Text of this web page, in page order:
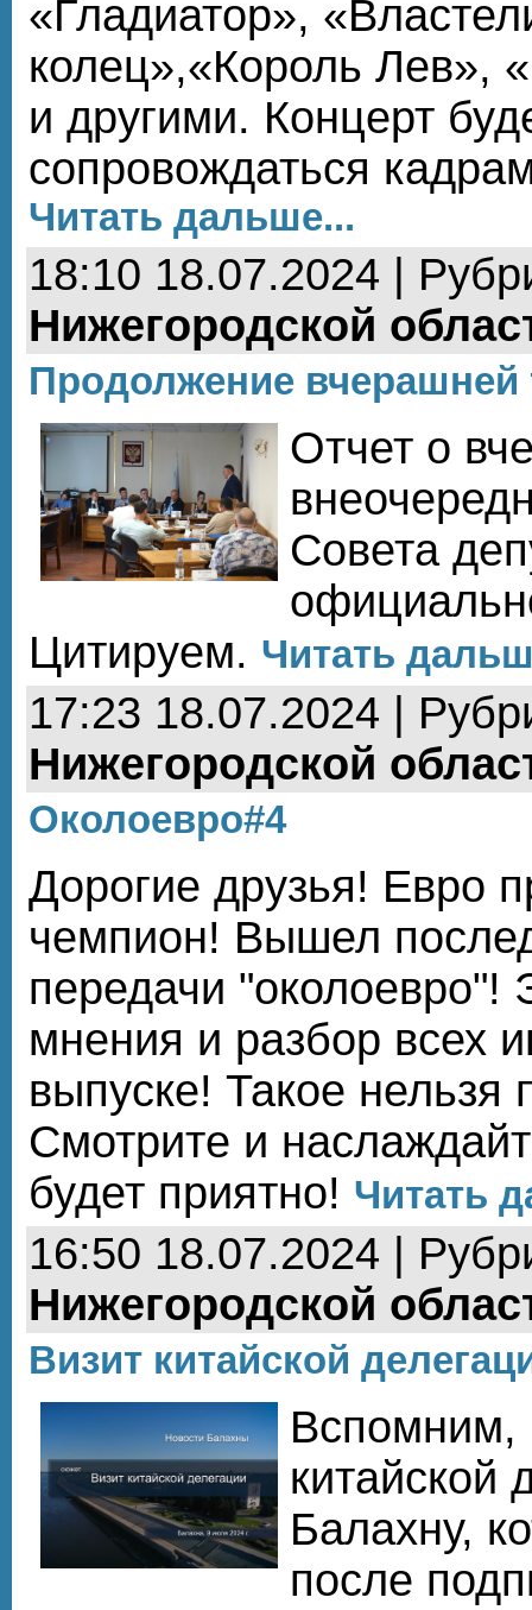
«Гладиатор»,
колец»,«Король Лев»,
и другими. Концерт
сопровождаться
Читать дальше...
18:10 18.07.2024 |
Нижегородской
Продолжение
Отчет о
Совета
Цитируем. Читать
17:23 18.07.2024 |
Нижегородской
Околоевро#4
Дорогие друзья! Евро
чемпион! Вышел
передачи "околоевро"!
мнения и разбор всех
выпуске! Такое нельзя
Смотрите и
будет приятно! Читать
16:50 18.07.2024 |
Нижегородской
Визит китайской
Вспомним,
китайской
Балахну,
после